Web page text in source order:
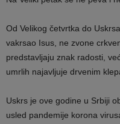
Od Velikog četvrtka do
vakrsao Isus, ne zvone
predstavljaju znak radosti,
umrlih najavljuje drvenim
Uskrs je ove godine u Srbiji
usled pandemije korona